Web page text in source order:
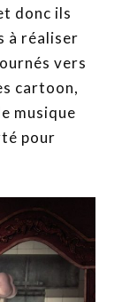
donc ils
à réaliser
vers
cartoon,
musique
pour